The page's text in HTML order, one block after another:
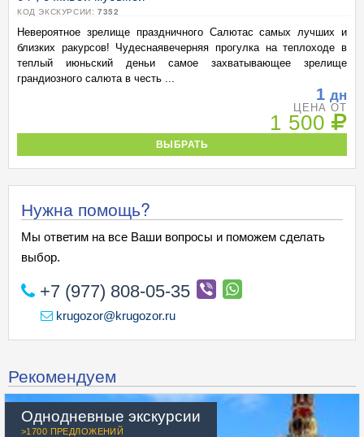
КОД ЭКСКУРСИИ: 7352
Невероятное зрелище праздничного Салютас самых лучших и
близких ракурсов! Чудеснаявечерняя прогулка на теплоходе в
теплый июньский деньи самое захватывающее зрелище
грандиозного салюта в честь ...
1 дн
ЦЕНА ОТ
1 500
ВЫБРАТЬ
Нужна помощь?
Мы ответим на все Ваши вопросы и поможем сделать
выбор.
+7 (977) 808-05-35
krugozor@krugozor.ru
Рекомендуем
Однодневные экскурсии
>1700 ПРЕДЛОЖЕНИЙ